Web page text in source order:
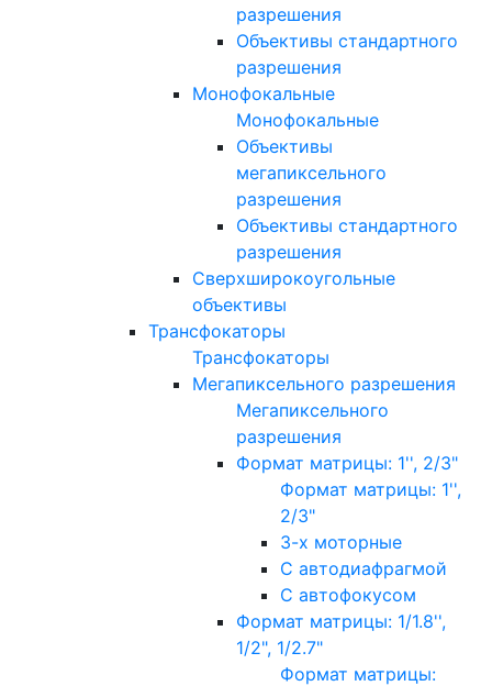
разрешения
Объективы стандартного
разрешения
Монофокальные
Монофокальные
Объективы
мегапиксельного
разрешения
Объективы стандартного
разрешения
Сверхширокоугольные
объективы
Трансфокаторы
Трансфокаторы
Мегапиксельного разрешения
Мегапиксельного
разрешения
Формат матрицы: 1'', 2/3"
Формат матрицы: 1'',
2/3"
3-х моторные
С автодиафрагмой
С автофокусом
Формат матрицы: 1/1.8'',
1/2", 1/2.7"
Формат матрицы: